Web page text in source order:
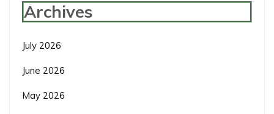
Archives
July 2026
June 2026
May 2026